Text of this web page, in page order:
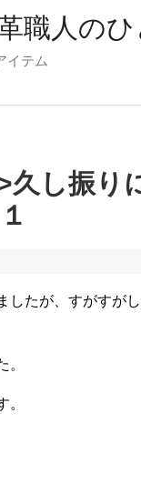
職人のひ
イテム
し振り
したが、すがすが
。
。